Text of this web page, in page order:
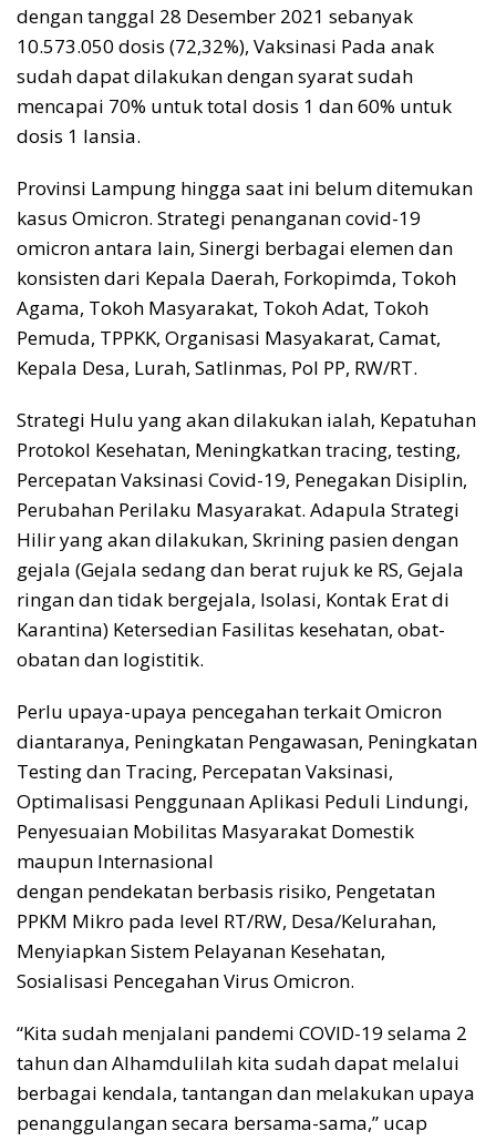
dengan tanggal 28 Desember 2021 sebanyak
10.573.050 dosis (72,32%), Vaksinasi Pada anak
sudah dapat dilakukan dengan syarat sudah
mencapai 70% untuk total dosis 1 dan 60% untuk
dosis 1 lansia.
Provinsi Lampung hingga saat ini belum ditemukan
kasus Omicron. Strategi penanganan covid-19
omicron antara lain, Sinergi berbagai elemen dan
konsisten dari Kepala Daerah, Forkopimda, Tokoh
Agama, Tokoh Masyarakat, Tokoh Adat, Tokoh
Pemuda, TPPKK, Organisasi Masyakarat, Camat,
Kepala Desa, Lurah, Satlinmas, Pol PP, RW/RT.
Strategi Hulu yang akan dilakukan ialah, Kepatuhan
Protokol Kesehatan, Meningkatkan tracing, testing,
Percepatan Vaksinasi Covid-19, Penegakan Disiplin,
Perubahan Perilaku Masyarakat. Adapula Strategi
Hilir yang akan dilakukan, Skrining pasien dengan
gejala (Gejala sedang dan berat rujuk ke RS, Gejala
ringan dan tidak bergejala, Isolasi, Kontak Erat di
Karantina) Ketersedian Fasilitas kesehatan, obat-
obatan dan logistitik.
Perlu upaya-upaya pencegahan terkait Omicron
diantaranya, Peningkatan Pengawasan, Peningkatan
Testing dan Tracing, Percepatan Vaksinasi,
Optimalisasi Penggunaan Aplikasi Peduli Lindungi,
Penyesuaian Mobilitas Masyarakat Domestik
maupun Internasional
dengan pendekatan berbasis risiko, Pengetatan
PPKM Mikro pada level RT/RW, Desa/Kelurahan,
Menyiapkan Sistem Pelayanan Kesehatan,
Sosialisasi Pencegahan Virus Omicron.
“Kita sudah menjalani pandemi COVID-19 selama 2
tahun dan Alhamdulilah kita sudah dapat melalui
berbagai kendala, tantangan dan melakukan upaya
penanggulangan secara bersama-sama,” ucap